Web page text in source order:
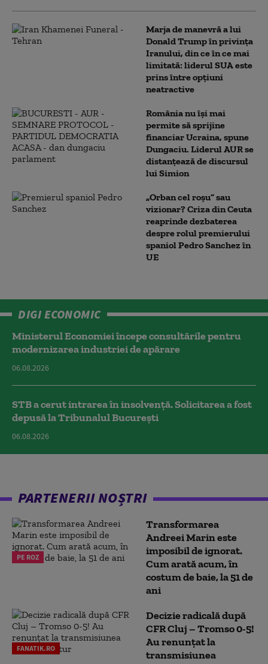
Marja de manevră a lui
Donald Trump în privința
Iranului, din ce în ce mai
limitată: liderul SUA este
prins între opțiuni
neatractive
România nu își mai
permite să sprijine
financiar Ucraina, spune
Dungaciu. Liderul AUR se
distanțează de discursul
lui Simion
„Orban cel roșu” sau
vizionar? Criza din Ceuta
reaprinde dezbaterea
despre rolul premierului
spaniol Pedro Sanchez în
UE
DIGI ECONOMIC
Ministerul Economiei începe consultările pentru
modernizarea industriei de apărare
06.08.2026
STB a cerut intrarea în insolvență. Solicitarea a fost
depusă la Tribunalul București
06.08.2026
PARTENERII NOȘTRI
PE ROZ
Transformarea
Andreei Marin este
imposibil de ignorat.
Cum arată acum, în
costum de baie, la 51 de
ani
FANATIK.RO
Decizie radicală după
CFR Cluj – Tromso 0-5!
Au renunțat la
transmisiunea